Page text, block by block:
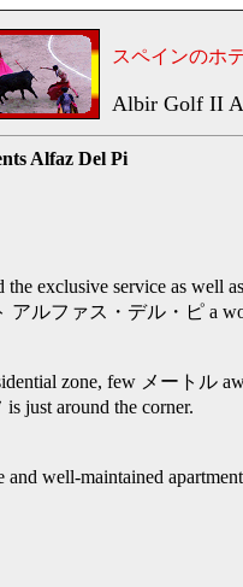
スペインのホ
Albir Golf II
Alfaz Del Pi
the exclusive service as well
ルファス・デル・ピ a
zone, few メートル
just around the corner.
well-maintained